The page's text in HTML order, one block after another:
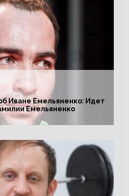
Иване Емельяненко: Идет
Емельяненко